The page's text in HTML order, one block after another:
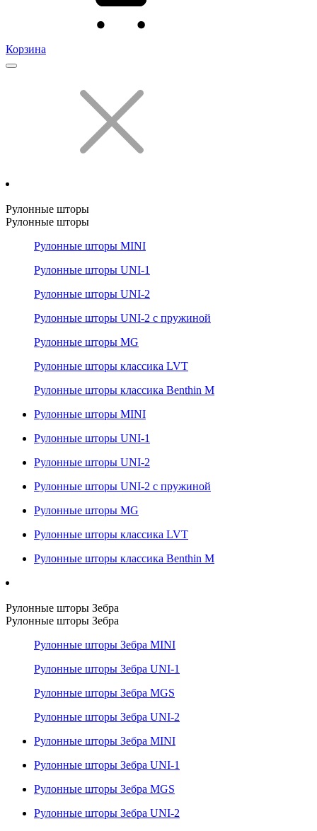
Корзина
Рулонные шторы
Рулонные шторы
Рулонные шторы MINI
Рулонные шторы UNI-1
Рулонные шторы UNI-2
Рулонные шторы UNI-2 с пружиной
Рулонные шторы MG
Рулонные шторы классика LVT
Рулонные шторы классика Benthin M
Рулонные шторы MINI
Рулонные шторы UNI-1
Рулонные шторы UNI-2
Рулонные шторы UNI-2 с пружиной
Рулонные шторы MG
Рулонные шторы классика LVT
Рулонные шторы классика Benthin M
Рулонные шторы Зебра
Рулонные шторы Зебра
Рулонные шторы Зебра MINI
Рулонные шторы Зебра UNI-1
Рулонные шторы Зебра MGS
Рулонные шторы Зебра UNI-2
Рулонные шторы Зебра MINI
Рулонные шторы Зебра UNI-1
Рулонные шторы Зебра MGS
Рулонные шторы Зебра UNI-2